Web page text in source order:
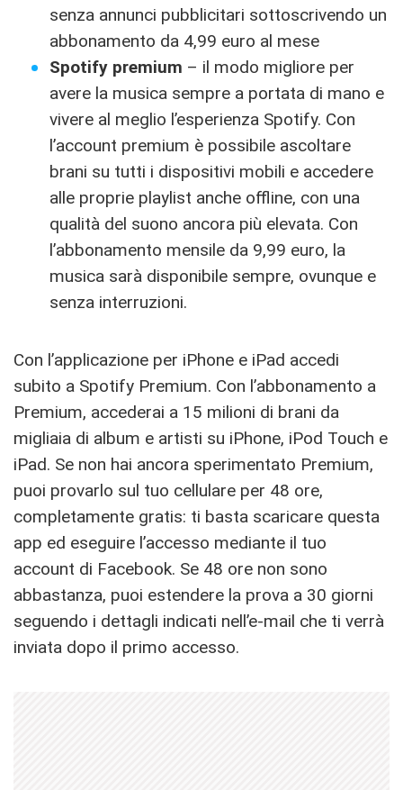
senza annunci pubblicitari sottoscrivendo un
abbonamento da 4,99 euro al mese
Spotify premium – il modo migliore per
avere la musica sempre a portata di mano e
vivere al meglio l’esperienza Spotify. Con
l’account premium è possibile ascoltare
brani su tutti i dispositivi mobili e accedere
alle proprie playlist anche offline, con una
qualità del suono ancora più elevata. Con
l’abbonamento mensile da 9,99 euro, la
musica sarà disponibile sempre, ovunque e
senza interruzioni.
Con l’applicazione per iPhone e iPad accedi
subito a Spotify Premium. Con l’abbonamento a
Premium, accederai a 15 milioni di brani da
migliaia di album e artisti su iPhone, iPod Touch e
iPad. Se non hai ancora sperimentato Premium,
puoi provarlo sul tuo cellulare per 48 ore,
completamente gratis: ti basta scaricare questa
app ed eseguire l’accesso mediante il tuo
account di Facebook. Se 48 ore non sono
abbastanza, puoi estendere la prova a 30 giorni
seguendo i dettagli indicati nell’e-mail che ti verrà
inviata dopo il primo accesso.